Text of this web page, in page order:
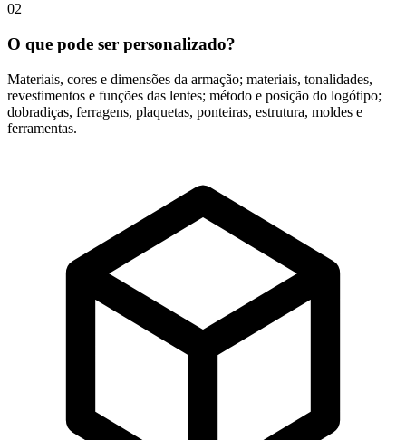
02
O que pode ser personalizado?
Materiais, cores e dimensões da armação; materiais, tonalidades,
revestimentos e funções das lentes; método e posição do logótipo;
dobradiças, ferragens, plaquetas, ponteiras, estrutura, moldes e
ferramentas.